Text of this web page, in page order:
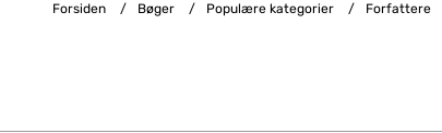
Forsiden / Bøger / Populære kategorier / Forfattere